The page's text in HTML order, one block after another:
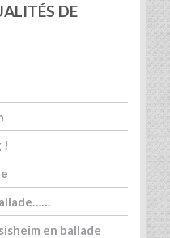
DE
!
en ballade